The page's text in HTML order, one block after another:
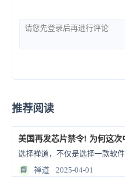
推荐阅读
美国再发芯片禁令! 为何这次
📘
禅道 2025-04-01